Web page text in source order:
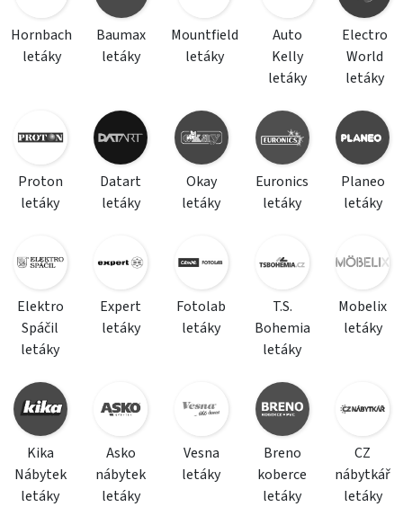
Hornbach
letáky
Baumax
letáky
Mountfield
letáky
Auto
Kelly
letáky
Electro
World
letáky
Proton
letáky
Datart
letáky
Okay
letáky
Euronics
letáky
Planeo
letáky
Elektro
Spáčil
letáky
Expert
letáky
Fotolab
letáky
T.S.
Bohemia
letáky
Mobelix
letáky
Kika
Nábytek
letáky
Asko
nábytek
letáky
Vesna
letáky
Breno
koberce
letáky
CZ
nábytkář
letáky